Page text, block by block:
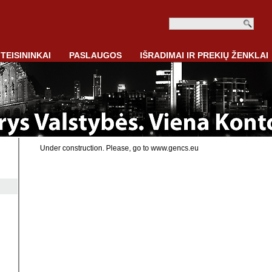
TEISININKAI PASLAUGOS IŠRADIMAI IR PREKIŲ ŽENKLAI
Under construction. Please, go to www.gencs.eu